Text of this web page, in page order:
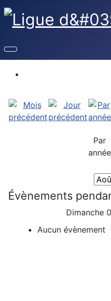
Par
année
Évènements
Dimanche
Aucun évènement